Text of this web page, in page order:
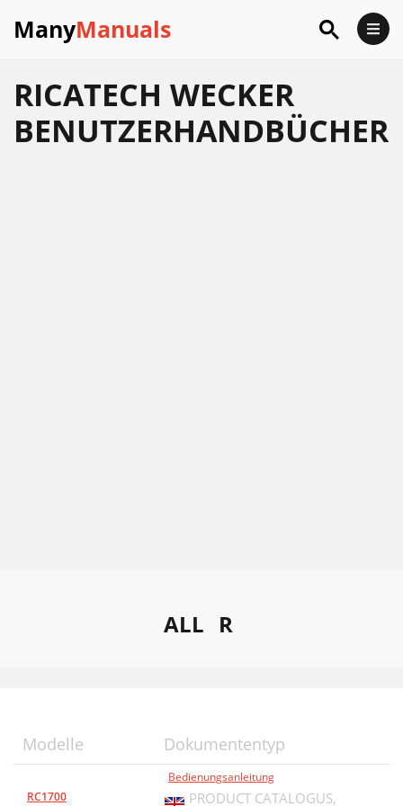
ManyManuals
RICATECH WECKER
BENUTZERHANDBÜCHER
ALL R
Modelle Dokumententyp
RC1700
Bedienungsanleitung
PRODUCT CATALOGUS,